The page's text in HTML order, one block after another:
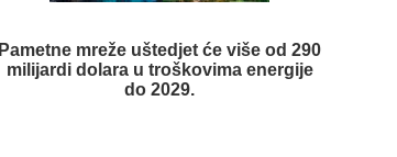
Pametne mreže uštedjet će više od 290
milijardi dolara u troškovima energije
do 2029.